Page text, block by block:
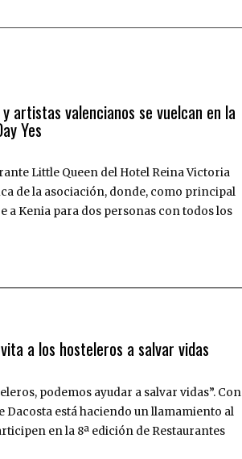
artistas valencianos se vuelcan en la
Yes
Little Queen del Hotel Reina Victoria
de la asociación, donde, como principal
a Kenia para dos personas con todos los
a los hosteleros a salvar vidas
podemos ayudar a salvar vidas”. Con
Dacosta está haciendo un llamamiento al
en la 8ª edición de Restaurantes